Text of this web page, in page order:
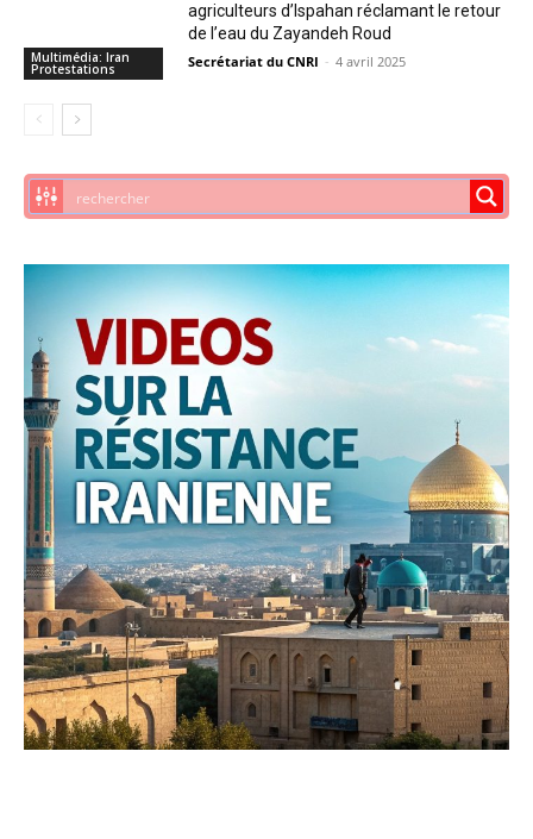
Multimédia: Iran
Protestations
agriculteurs d’Ispahan réclamant le retour
de l’eau du Zayandeh Roud
Secrétariat du CNRI - 4 avril 2025